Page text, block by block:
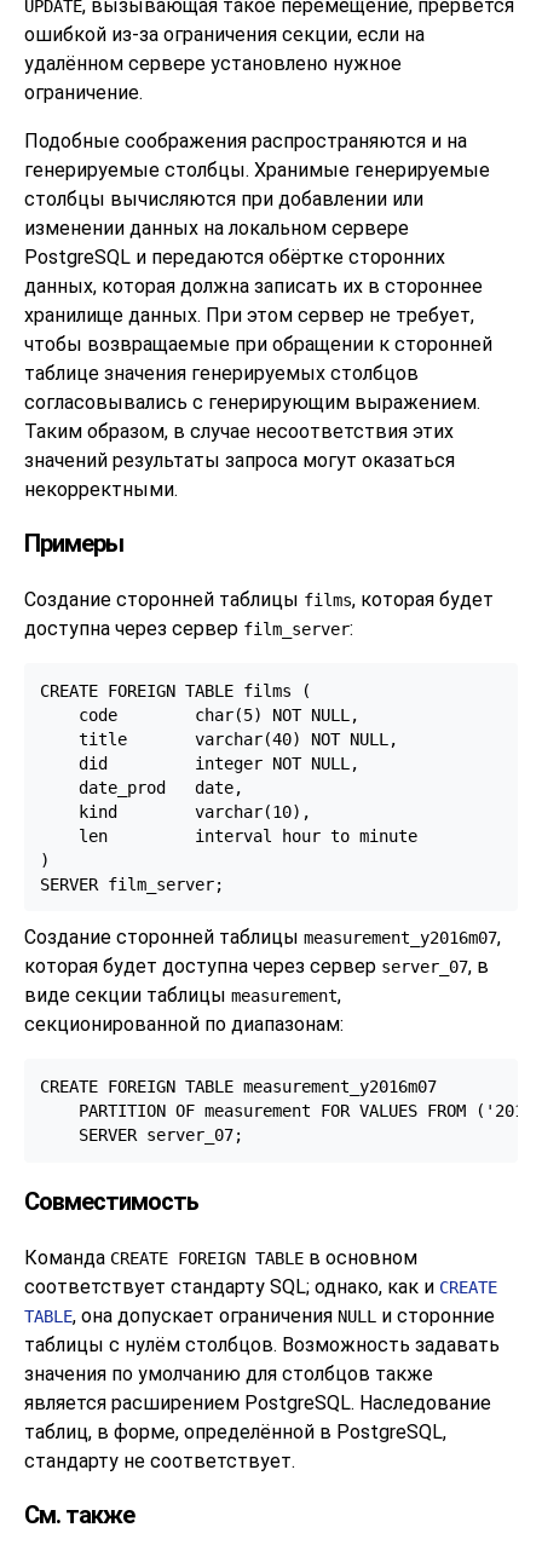
UPDATE, вызывающая такое перемещение, прервётся
ошибкой из-за ограничения секции, если на
удалённом сервере установлено нужное
ограничение.
Подобные соображения распространяются и на
генерируемые столбцы. Хранимые генерируемые
столбцы вычисляются при добавлении или
изменении данных на локальном сервере
PostgreSQL и передаются обёртке сторонних
данных, которая должна записать их в стороннее
хранилище данных. При этом сервер не требует,
чтобы возвращаемые при обращении к сторонней
таблице значения генерируемых столбцов
согласовывались с генерирующим выражением.
Таким образом, в случае несоответствия этих
значений результаты запроса могут оказаться
некорректными.
Примеры
Создание сторонней таблицы films, которая будет
доступна через сервер film_server:
CREATE FOREIGN TABLE films (
    code        char(5) NOT NULL,
    title       varchar(40) NOT NULL,
    did         integer NOT NULL,
    date_prod   date,
    kind        varchar(10),
    len         interval hour to minute
)
SERVER film_server;
Создание сторонней таблицы measurement_y2016m07,
которая будет доступна через сервер server_07, в
виде секции таблицы measurement,
секционированной по диапазонам:
CREATE FOREIGN TABLE measurement_y2016m07
PARTITION OF measurement FOR VALUES FROM
    SERVER server_07;
Совместимость
Команда CREATE FOREIGN TABLE в основном
соответствует стандарту SQL; однако, как и CREATE
TABLE, она допускает ограничения NULL
и сторонние
таблицы с нулём столбцов. Возможность задавать
значения по умолчанию для столбцов также
является расширением PostgreSQL. Наследование
таблиц, в форме, определённой в PostgreSQL,
стандарту не соответствует.
См. также